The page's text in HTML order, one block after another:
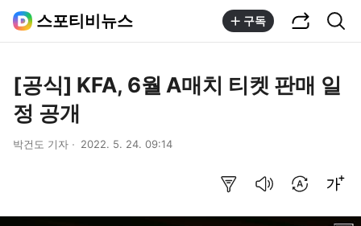
스포티비뉴스 구독
[공식] KFA, 6월 A매치 티켓 판매 일
정 공개
박건도 기자 2022. 5. 24. 09:14